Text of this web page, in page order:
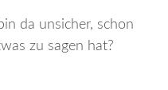
da unsicher, schon
zu sagen hat?